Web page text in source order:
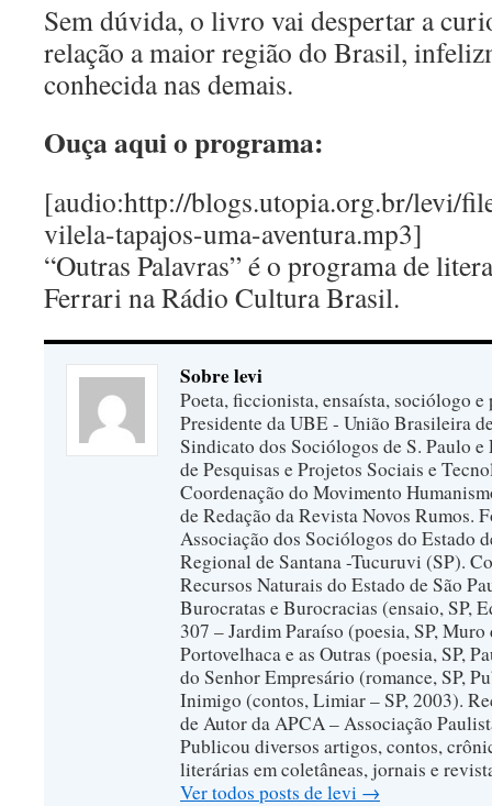
Sem dúvida, o livro vai despertar a
relação a maior região do Brasil,
conhecida nas demais.
Ouça aqui o programa:
[audio:http://blogs.utopia.org.br/levi/
vilela-tapajos-uma-aventura.mp3]
“Outras Palavras” é o programa de
Ferrari na Rádio Cultura Brasil.
Sobre levi
Poeta, ficcionista, ensaísta, sociólogo
Presidente da UBE - União Brasileira
Sindicato dos Sociólogos de S. Paulo
de Pesquisas e Projetos Sociais e
Coordenação do Movimento
de Redação da Revista Novos Rumos.
Associação dos Sociólogos do Estado
Regional de Santana -Tucuruvi (SP).
Recursos Naturais do Estado de São
Burocratas e Burocracias (ensaio, SP,
307 – Jardim Paraíso (poesia, SP,
Portovelhaca e as Outras (poesia, SP,
do Senhor Empresário (romance, SP,
Inimigo (contos, Limiar – SP, 2003).
de Autor da APCA – Associação
Publicou diversos artigos, contos,
literárias em coletâneas, jornais e
Ver todos posts de levi →